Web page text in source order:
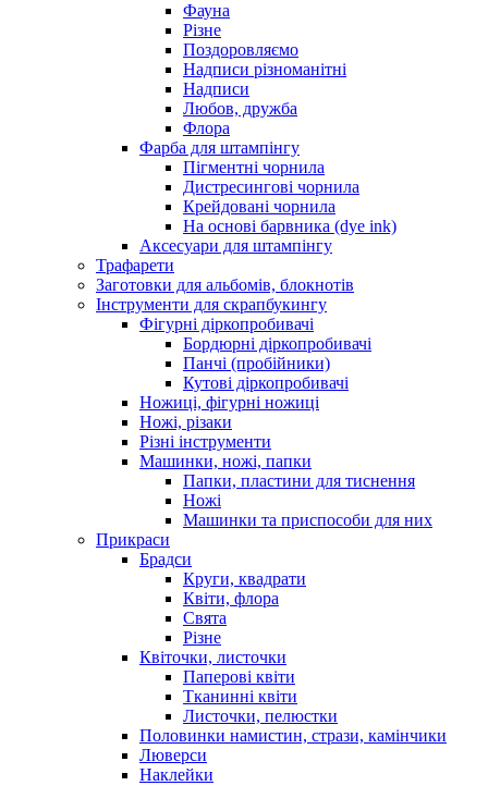
Фауна
Різне
Поздоровляємо
Надписи різноманітні
Надписи
Любов, дружба
Флора
Фарба для штампінгу
Пігментні чорнила
Дистресингові чорнила
Крейдовані чорнила
На основі барвника (dye ink)
Аксесуари для штампінгу
Трафарети
Заготовки для альбомів, блокнотів
Інструменти для скрапбукингу
Фігурні діркопробивачі
Бордюрні діркопробивачі
Панчі (пробійники)
Кутові діркопробивачі
Ножиці, фігурні ножиці
Ножі, різаки
Різні інструменти
Машинки, ножі, папки
Папки, пластини для тиснення
Ножі
Машинки та приспособи для них
Прикраси
Брадси
Круги, квадрати
Квіти, флора
Свята
Різне
Квіточки, листочки
Паперові квіти
Тканинні квіти
Листочки, пелюстки
Половинки намистин, стрази, камінчики
Люверси
Наклейки